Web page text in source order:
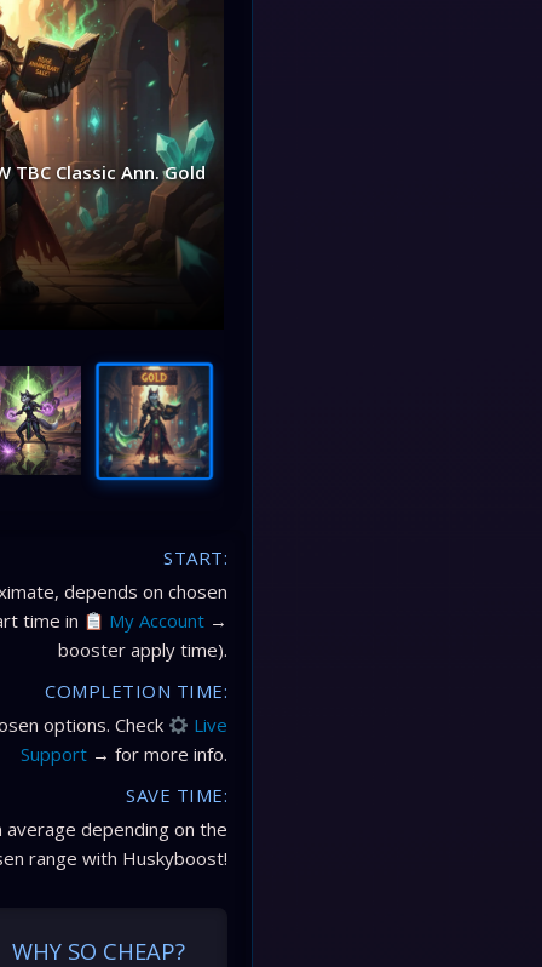
TBC Classic Ann. Gold
START:
depends on chosen
time in
My Account →
booster apply time).
COMPLETION TIME:
options. Check
Live
Support → for more info.
SAVE TIME:
average depending on the
range with Huskyboost!
WHY SO CHEAP?